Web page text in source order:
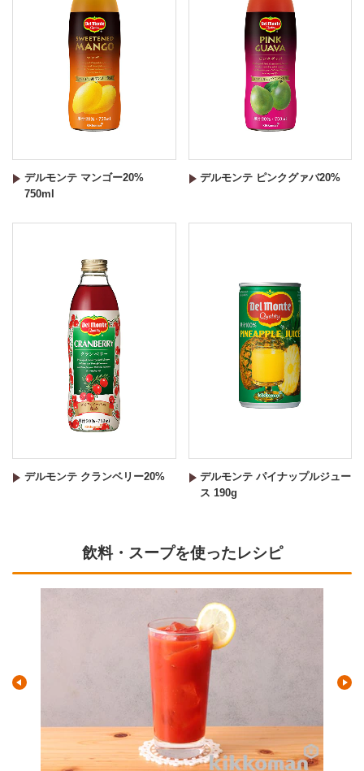
デルモンテ マンゴー20%
750ml
デルモンテ ピンクグァバ20%
デルモンテ クランベリー20%
デルモンテ パイナップルジュー
ス 190g
飲料・スープを使ったレシピ